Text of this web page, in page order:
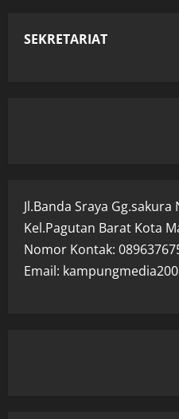
SEKRETARIAT
Jl.Banda Sraya
Kel.Pagutan Barat Kota
Nomor Kontak:
Email: